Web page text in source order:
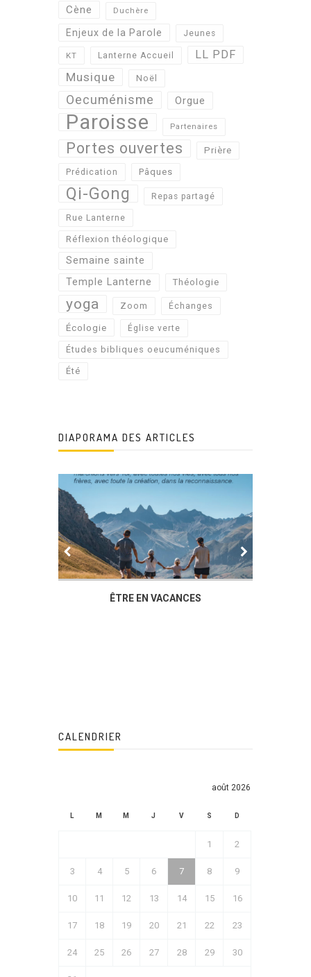
Cène Duchère
Enjeux de la Parole Jeunes
KT Lanterne Accueil LL PDF
Musique Noël
Oecuménisme Orgue
Paroisse Partenaires
Portes ouvertes Prière
Prédication Pâques
Qi-Gong Repas partagé
Rue Lanterne
Réflexion théologique
Semaine sainte
Temple Lanterne
Théologie
yoga Zoom Échanges
Écologie Église verte
Études bibliques oeucuméniques
Été
DIAPORAMA DES ARTICLES
ÊTRE EN VACANCES
CALENDRIER
août 2026
L M M J V S D
1 2
3 4 5 6 7 8 9
10 11 12 13 14 15 16
17 18 19 20 21 22 23
24 25 26 27 28 29 30